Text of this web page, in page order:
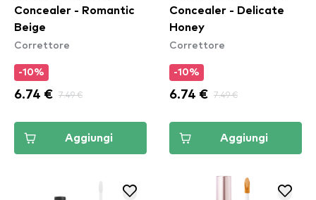
Concealer - Romantic
Beige
Correttore
-10%
6.74 € 7.49 €
Aggiungi
Concealer - Delicate
Honey
Correttore
-10%
6.74 € 7.49 €
Aggiungi